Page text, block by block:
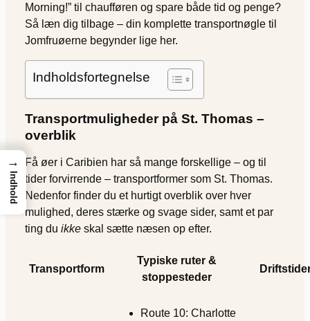
Morning!” til chaufføren og spare både tid og penge?
Så læn dig tilbage – din komplette transportnøgle til
Jomfruøerne begynder lige her.
Indholdsfortegnelse
Transportmuligheder på St. Thomas –
overblik
Få øer i Caribien har så mange forskellige – og til
tider forvirrende – transportformer som St. Thomas.
Nedenfor finder du et hurtigt overblik over hver
mulighed, deres stærke og svage sider, samt et par
ting du ikke skal sætte næsen op efter.
Transportform
Typiske ruter &
stoppesteder
Route 10: Charlotte
→
Indhold